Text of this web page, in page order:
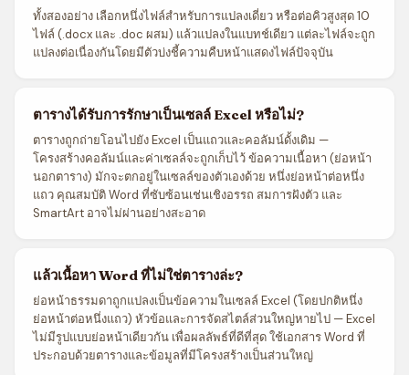
ทั้งสองอย่าง เลือกหนึ่งไฟล์สำหรับการแปลงเดี่ยว หรือต่อคิวสูงสุด 10
ไฟล์ (.docx และ .doc ผสม) แล้วแปลงในแบทช์เดียว แต่ละไฟล์จะถูก
แปลงต่อเนื่องกันโดยมีตัวบ่งชี้ความคืบหน้าแสดงไฟล์ปัจจุบัน
ตารางได้รับการรักษาเป็นเซลล์ Excel หรือไม่?
ตารางถูกถ่ายโอนไปยัง Excel เป็นแถวและคอลัมน์ดั้งเดิม —
โครงสร้างคอลัมน์และค่าเซลล์จะถูกเก็บไว้ ข้อความเนื้อหา (ย่อหน้า
นอกตาราง) มักจะตกอยู่ในเซลล์ของตัวเองด้วย หนึ่งย่อหน้าต่อหนึ่ง
แถว คุณสมบัติ Word ที่ซับซ้อนเช่นเชิงอรรถ สมการฝังตัว และ
SmartArt อาจไม่ผ่านอย่างสะอาด
แล้วเนื้อหา Word ที่ไม่ใช่ตารางล่ะ?
ย่อหน้าธรรมดาถูกแปลงเป็นข้อความในเซลล์ Excel (โดยปกติหนึ่ง
ย่อหน้าต่อหนึ่งแถว) หัวข้อและการจัดสไตล์ส่วนใหญ่หายไป — Excel
ไม่มีรูปแบบย่อหน้าเดียวกัน เพื่อผลลัพธ์ที่ดีที่สุด ใช้เอกสาร Word ที่
ประกอบด้วยตารางและข้อมูลที่มีโครงสร้างเป็นส่วนใหญ่